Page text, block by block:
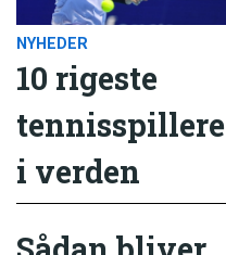
NYHEDER
10 rigeste
tennisspillere
i verden